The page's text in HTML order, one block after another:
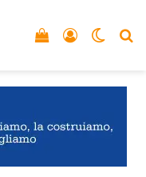
Accedi
Vedi il carrello